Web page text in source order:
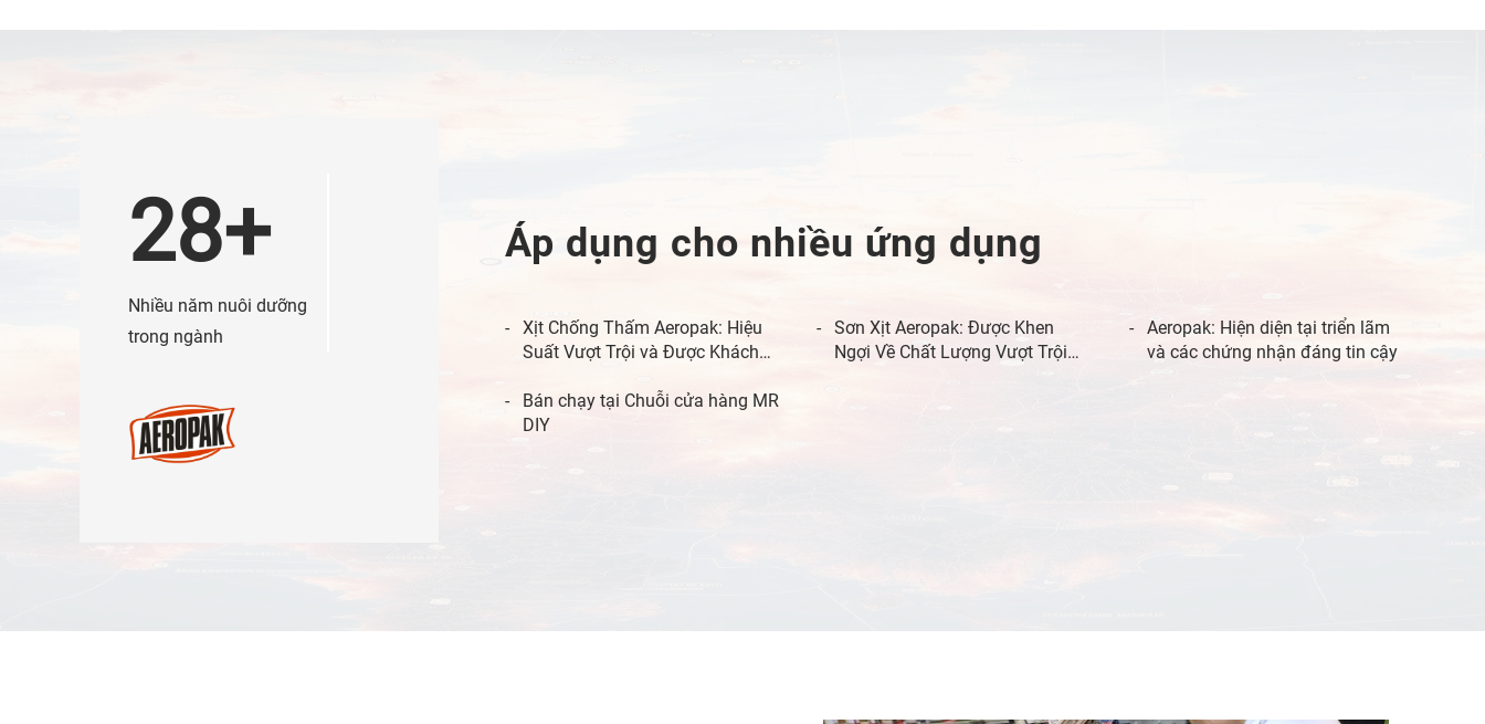
28+
Nhiều năm nuôi dưỡng
trong ngành
Áp dụng cho nhiều ứng dụng
Xịt Chống Thấm Aeropak: Hiệu
Suất Vượt Trội và Được Khách
Sơn Xịt Aeropak: Được Khen
Ngợi Về Chất Lượng Vượt Trội
Aeropak: Hiện diện tại triển lãm
và các chứng nhận đáng tin cậy
Bán chạy tại Chuỗi cửa hàng MR
DIY